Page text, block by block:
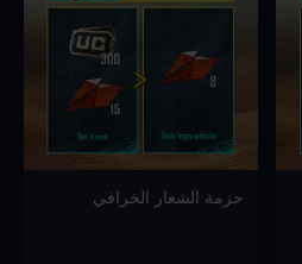
Loading...
Loading...
حزمة الشعار الخرافي